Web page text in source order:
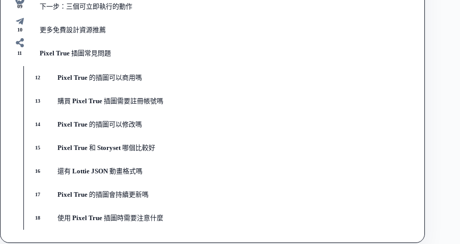
09 下一步：三個可立即執行的動作
10 更多免費設計資源推薦
11 Pixel True 插圖常見問題
12 Pixel True 的插圖可以商用嗎
13 購買 Pixel True 插圖需要註冊帳號嗎
14 Pixel True 的插圖可以修改嗎
15 Pixel True 和 Storyset 哪個比較好
16 還有 Lottie JSON 動畫格式嗎
17 Pixel True 的插圖會持續更新嗎
18 使用 Pixel True 插圖時需要注意什麼